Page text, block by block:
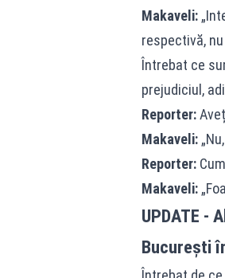
Makaveli:
respectivă,
Întrebat ce
prejudiciul,
Reporter:
Makaveli:
Reporter:
Makaveli:
UPDATE -
București